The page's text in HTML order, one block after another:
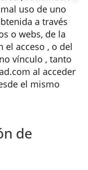
uso de uno
a través
o webs, de la
el acceso , o del
vínculo , tanto
al acceder
el mismo
de